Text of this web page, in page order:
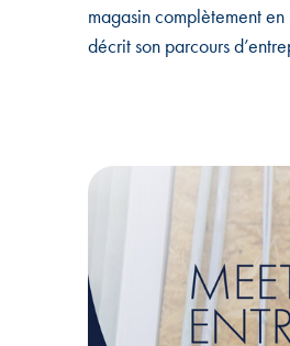
magasin complètement
décrit son parcours